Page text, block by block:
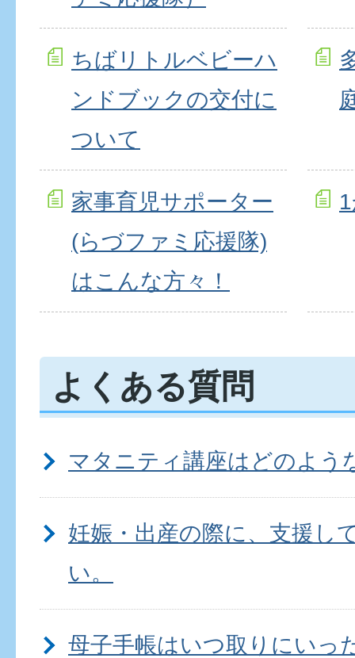
ちばリトルベビーハ
ンドブックの交付に
ついて
家事育児サポーター
(らづファミ応援隊)
はこんな方々！
よくある質問
マタニティ講座はどのよう
妊娠・出産の際に、支援し
い。
母子手帳はいつ取りにいっ